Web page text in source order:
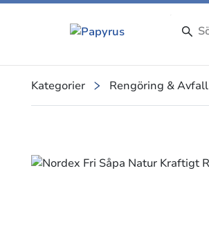
Kategorier Rengöring & Avfall
Slide 1 of 1